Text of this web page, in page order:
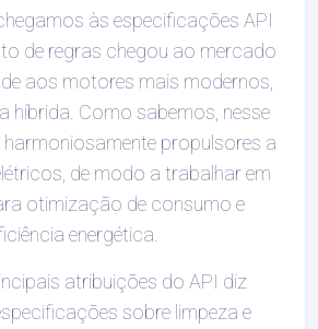
às especificações API
de regras chegou ao mercado
aos motores mais modernos,
híbrida. Como sabemos, nesse
propulsores a
de modo a trabalhar em
otimização de consumo e
energética.
atribuições do API diz
sobre limpeza e